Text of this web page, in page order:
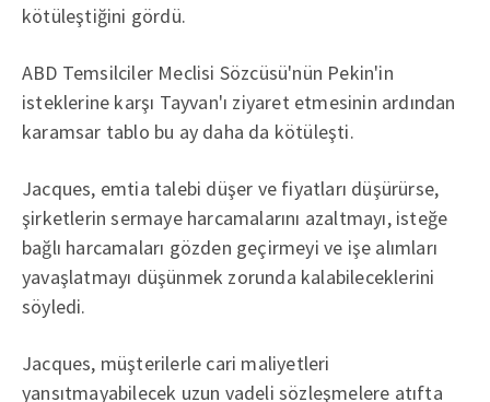
kötüleştiğini gördü.
ABD Temsilciler Meclisi Sözcüsü'nün Pekin'in
isteklerine karşı Tayvan'ı ziyaret etmesinin ardından
karamsar tablo bu ay daha da kötüleşti.
Jacques, emtia talebi düşer ve fiyatları düşürürse,
şirketlerin sermaye harcamalarını azaltmayı, isteğe
bağlı harcamaları gözden geçirmeyi ve işe alımları
yavaşlatmayı düşünmek zorunda kalabileceklerini
söyledi.
Jacques, müşterilerle cari maliyetleri
yansıtmayabilecek uzun vadeli sözleşmelere atıfta